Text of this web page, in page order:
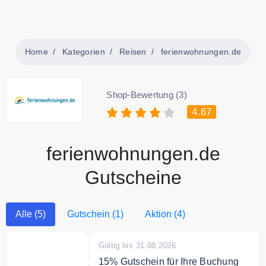
Home Kategorien Reisen ferienwohnungen.de
Shop-Bewertung (3)
4.67
ferienwohnungen.de
Gutscheine
Alle (5) Gutschein (1) Aktion (4)
Gültig bis 31.08.2026
15% Gutschein für Ihre Buchung